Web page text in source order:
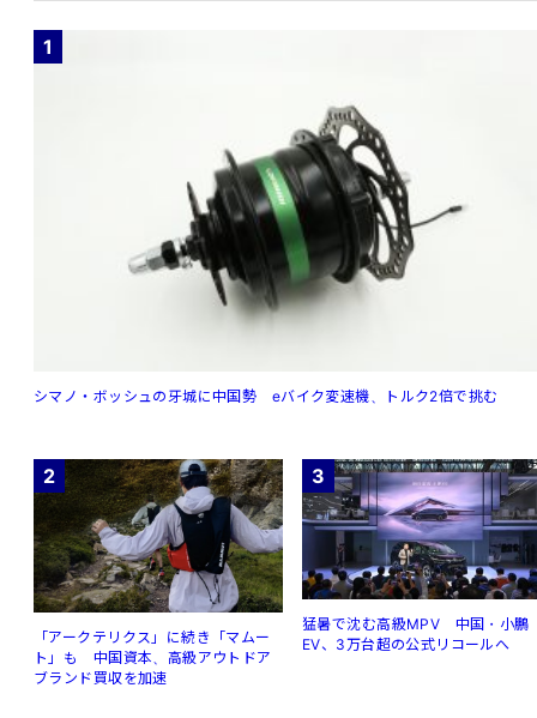
1
シマノ・ボッシュの牙城に中国勢 eバイク変速機、トルク2倍で挑む
2
「アークテリクス」に続き「マムー
ト」も 中国資本、高級アウトドア
ブランド買収を加速
3
猛暑で沈む高級MPV 中国・小鵬
EV、3万台超の公式リコールへ